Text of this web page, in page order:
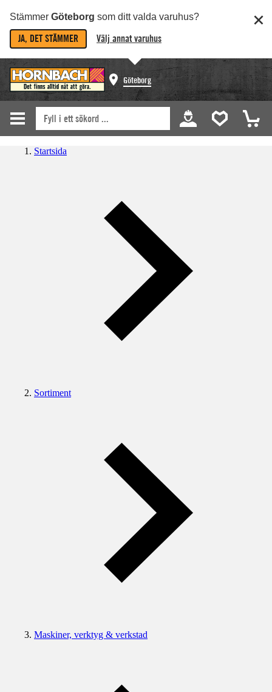
Stämmer Göteborg som ditt valda varuhus?
JA, DET STÄMMER Välj annat varuhus
Göteborg
Startsida
Sortiment
Maskiner, verktyg & verkstad